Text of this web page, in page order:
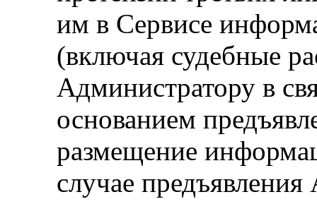
им в Сервисе
(включая судебные
Администратору в
основанием
размещение
случае